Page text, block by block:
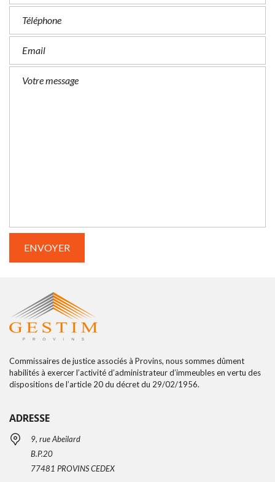
Commissaires de justice associés à Provins, nous sommes dûment
habilités à exercer l’activité d’administrateur d’immeubles en vertu des
dispositions de l’article 20 du décret du 29/02/1956.
ADRESSE
9, rue Abeilard
B.P.20
77481 PROVINS CEDEX